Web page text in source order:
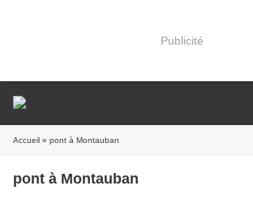
Publicité
Accueil » pont à Montauban
pont à Montauban